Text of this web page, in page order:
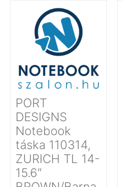
PORT
DESIGNS
Notebook
táska 110314,
ZURICH TL 14-
15.6″